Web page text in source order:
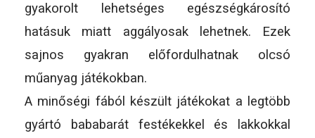
gyakorolt lehetséges egészségkárosító
hatásuk miatt aggályosak lehetnek. Ezek
sajnos gyakran előfordulhatnak olcsó
műanyag játékokban.
A minőségi fából készült játékokat a legtöbb
gyártó bababarát festékekkel és lakkokkal